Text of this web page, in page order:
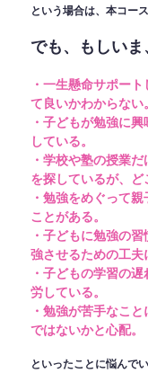
という場合は、本コー
でも、もしいま
・一生懸命サポー
て良いかわからない
・子どもが勉強に
している。
・学校や塾の授業
を探しているが、ど
・勉強をめぐって
ことがある。
・子どもに勉強の
強させるための工夫
・子どもの学習の
労している。
・勉強が苦手なこ
ではないかと心配。
といったことに悩んで